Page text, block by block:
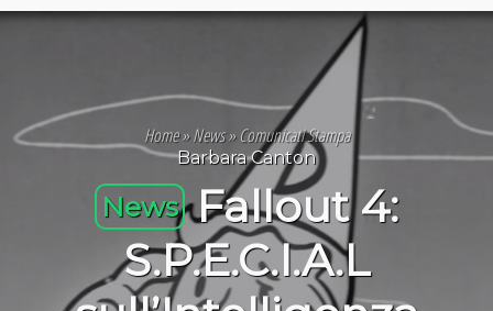
Home»News»Comunicati Stampa
Barbara Canton
News Fallout 4:
S.P.E.C.I.A.L